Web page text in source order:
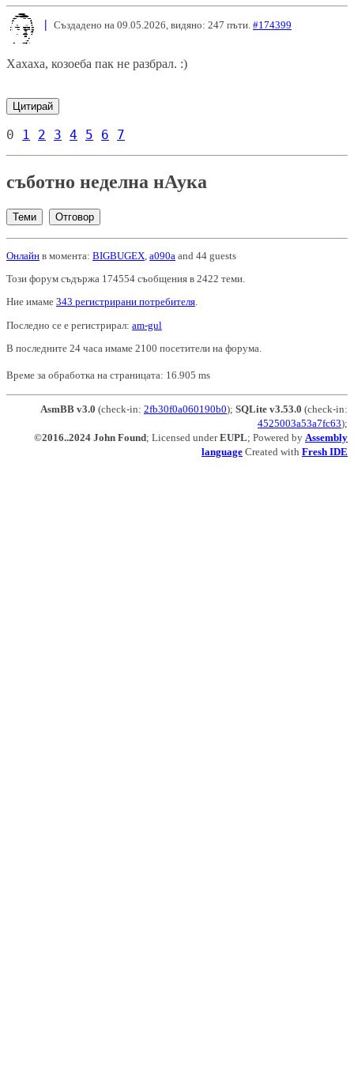
| Създадено на 09.05.2026, видяно: 247 пъти. #174399
Хахаха, козоеба пак не разбрал. :)
Цитирай
0 1 2 3 4 5 6 7
съботно неделна нАука
Теми Отговор
Онлайн в момента: BIGBUGEX a090a and 44 guests
Този форум съдържа 174554 съобщения в 2422 теми.
Ние имаме 343 регистрирани потребителя.
Последно се е регистрирал: am-gul
В последните 24 часа имаме 2100 посетители на форума.
Време за обработка на страницата: 16.905 ms
AsmBB v3.0 (check-in: 2fb30f0a060190b0); SQLite v3.53.0 (check-in:
4525003a53a7fc63);
©2016..2024 John Found; Licensed underEUPL; Powered by Assembly
language Created with Fresh IDE